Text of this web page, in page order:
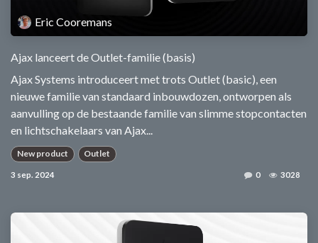
Eric Cooremans
Ajax lanceert de Outlet-familie (basis)
Ajax Systems introduceert met trots Outlet (basic), een
nieuwe familie van standaard inbouwdozen, ontworpen als
aanvulling op de bestaande familie van slimme stopcontacten
en lichtschakelaars van Ajax...
New product Outlet
3 sep. 2024 0 3028